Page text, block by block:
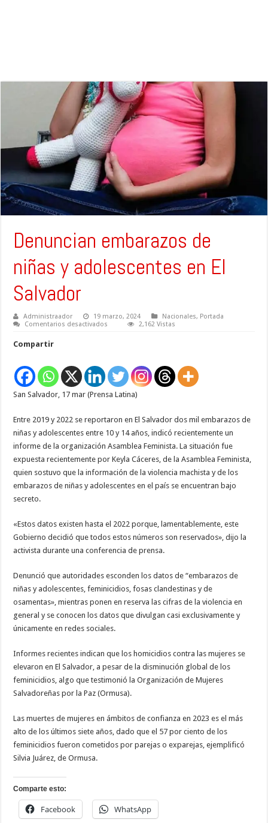
Denuncian embarazos de
niñas y adolescentes en El
Salvador
Administraador 19 marzo, 2024 Nacionales, Portada
Comentarios desactivados
adolescentes
en
El
Salvador
2,162 Vistas
Compartir
San Salvador, 17 mar (Prensa Latina)
Entre 2019 y 2022 se reportaron en El Salvador dos mil embarazos de
niñas y adolescentes entre 10 y 14 años, indicó recientemente un
informe de la organización Asamblea Feminista. La situación fue
expuesta recientemente por Keyla Cáceres, de la Asamblea Feminista,
quien sostuvo que la información de la violencia machista y de los
embarazos de niñas y adolescentes en el país se encuentran bajo
secreto.
«Estos datos existen hasta el 2022 porque, lamentablemente, este
Gobierno decidió que todos estos números son reservados», dijo la
activista durante una conferencia de prensa.
Denunció que autoridades esconden los datos de “embarazos de
niñas y adolescentes, feminicidios, fosas clandestinas y de
osamentas», mientras ponen en reserva las cifras de la violencia en
general y se conocen los datos que divulgan casi exclusivamente y
únicamente en redes sociales.
Informes recientes indican que los homicidios contra las mujeres se
elevaron en El Salvador, a pesar de la disminución global de los
feminicidios, algo que testimonió la Organización de Mujeres
Salvadoreñas por la Paz (Ormusa).
Las muertes de mujeres en ámbitos de confianza en 2023 es el más
alto de los últimos siete años, dado que el 57 por ciento de los
feminicidios fueron cometidos por parejas o exparejas, ejemplificó
Silvia Juárez, de Ormusa.
Comparte esto:
Facebook WhatsApp